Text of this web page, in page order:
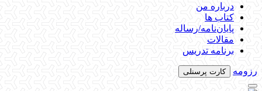
درباره من
کتاب ها
پایان‌نامه‌/رساله
مقالات
برنامه تدریس
رزومه کارت پرسنلی